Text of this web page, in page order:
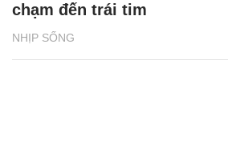
NHỊP SỐNG
chạm đến trái tim